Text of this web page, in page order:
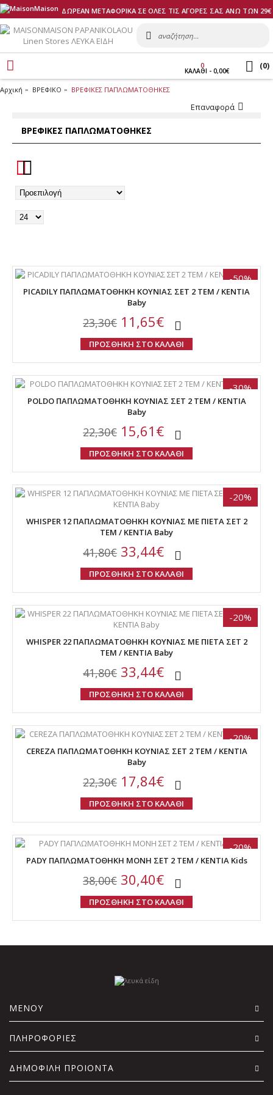
ΔΩΡΕΑΝ ΜΕΤΑΦΟΡΙΚΑ ΣΕ ΟΛΕΣ ΤΙΣ ΑΓΟΡΕΣ ΣΑΣ ΑΝΩ ΤΩΝ 29€
0
ΚΑΛΑΘI - 0,00€ (0)
Αρχική ΒΡΕΦΙΚΟ ΒΡΕΦΙΚΕΣ ΠΑΠΛΩΜΑΤΟΘΗΚΕΣ
Επαναφορά
ΒΡΕΦΙΚΕΣ ΠΑΠΛΩΜΑΤΟΘΗΚΕΣ
-50%
PICADILY ΠΑΠΛΩΜΑΤΟΘΗΚΗ ΚΟΥΝΙΑΣ ΣΕΤ 2 ΤΕΜ / ΚΕΝΤΙΑ
Baby
23,30€ 11,65€
ΠΡΟΣΘΗΚΗ ΣΤΟ ΚΑΛΑΘΙ
-30%
POLDO ΠΑΠΛΩΜΑΤΟΘΗΚΗ ΚΟΥΝΙΑΣ ΣΕΤ 2 ΤΕΜ / ΚΕΝΤΙΑ
Baby
22,30€ 15,61€
ΠΡΟΣΘΗΚΗ ΣΤΟ ΚΑΛΑΘΙ
-20%
WHISPER 12 ΠΑΠΛΩΜΑΤΟΘΗΚΗ ΚΟΥΝΙΑΣ ME ΠΙΕΤΑ ΣΕΤ 2
ΤΕΜ / ΚΕΝΤΙΑ Baby
41,80€ 33,44€
ΠΡΟΣΘΗΚΗ ΣΤΟ ΚΑΛΑΘΙ
-20%
WHISPER 22 ΠΑΠΛΩΜΑΤΟΘΗΚΗ ΚΟΥΝΙΑΣ ME ΠΙΕΤΑ ΣΕΤ 2
ΤΕΜ / ΚΕΝΤΙΑ Baby
41,80€ 33,44€
ΠΡΟΣΘΗΚΗ ΣΤΟ ΚΑΛΑΘΙ
-20%
CEREZA ΠΑΠΛΩΜΑΤΟΘΗΚΗ ΚΟΥΝΙΑΣ ΣΕΤ 2 ΤΕΜ / KENTIA
Baby
22,30€ 17,84€
ΠΡΟΣΘΗΚΗ ΣΤΟ ΚΑΛΑΘΙ
-20%
PADY ΠΑΠΛΩΜΑΤΟΘΗΚΗ ΜΟΝΗ ΣΕΤ 2 ΤΕΜ / KENTIA Kids
38,00€ 30,40€
ΠΡΟΣΘΗΚΗ ΣΤΟ ΚΑΛΑΘΙ
ΜΕΝΟΥ
ΠΛΗΡΟΦΟΡΙΕΣ
ΔΗΜΟΦΙΛΗ ΠΡΟΙΟΝΤΑ